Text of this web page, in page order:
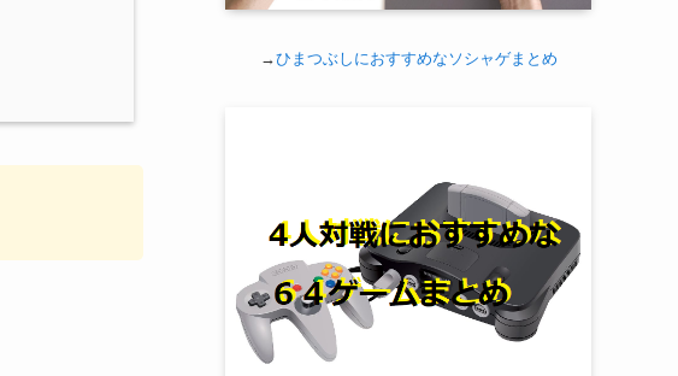
→ひまつぶしにおすすめなソシャゲまとめ